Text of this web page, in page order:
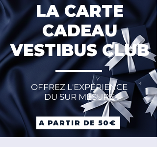
LA CARTE
CADEAU
VESTIBUS CLUB
OFFREZ L'EXPÉRIENCE
DU SUR MESURE
A PARTIR DE 50€